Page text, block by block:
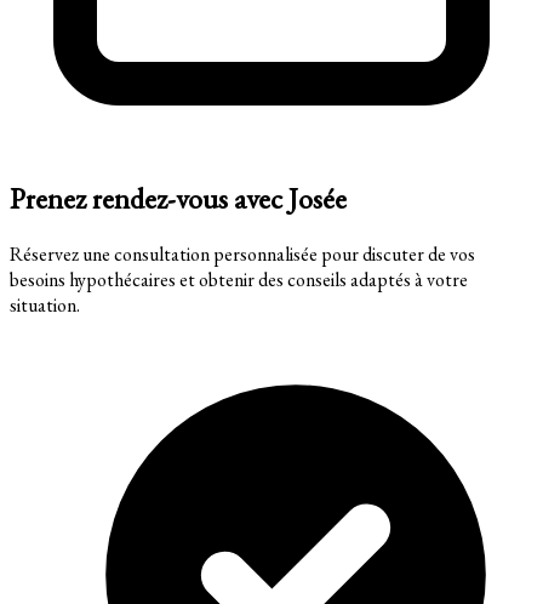
Prenez rendez-vous avec Josée
Réservez une consultation personnalisée pour discuter de vos
besoins hypothécaires et obtenir des conseils adaptés à votre
situation.